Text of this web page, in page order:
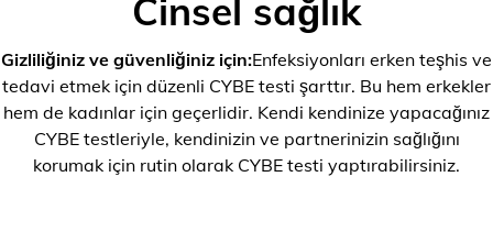
Cinsel sağlık
Gizliliğiniz ve güvenliğiniz için:Enfeksiyonları erken teşhis ve
tedavi etmek için düzenli CYBE testi şarttır. Bu hem erkekler
hem de kadınlar için geçerlidir. Kendi kendinize yapacağınız
CYBE testleriyle, kendinizin ve partnerinizin sağlığını
korumak için rutin olarak CYBE testi yaptırabilirsiniz.